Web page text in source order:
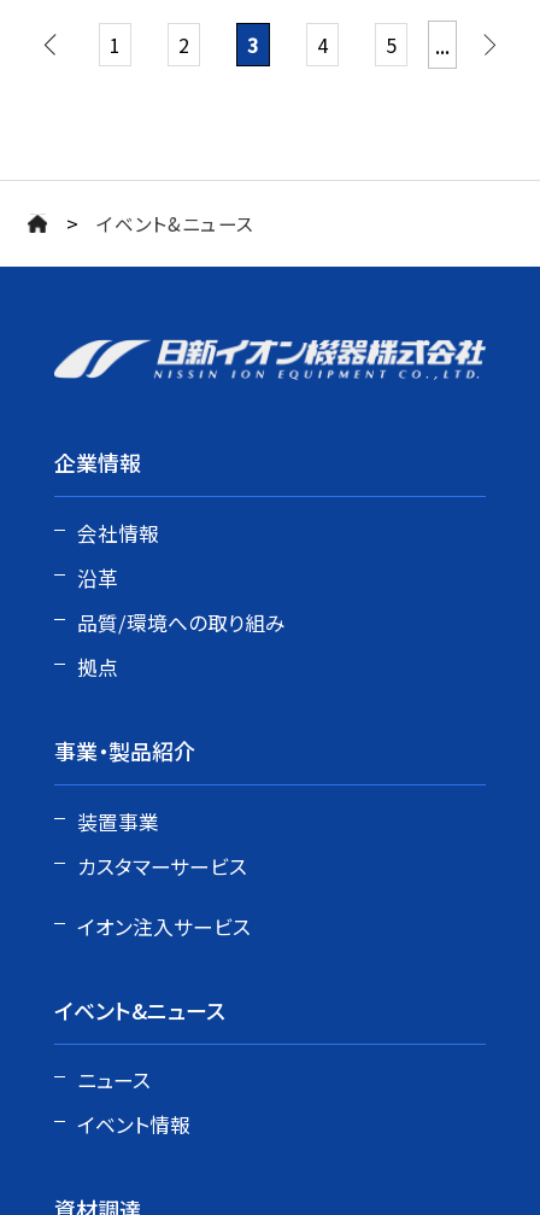
1 2 3 4 5 ...
> イベント&ニュース
企業情報
会社情報
沿革
品質/環境への取り組み
拠点
事業・製品紹介
装置事業
カスタマーサービス
イオン注入サービス
イベント&ニュース
ニュース
イベント情報
資材調達